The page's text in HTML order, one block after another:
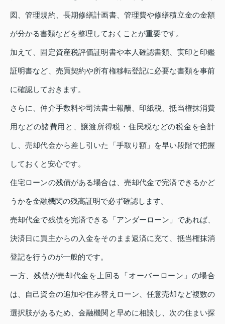
図、管理規約、長期修繕計画書、管理費や修繕積立金の金額
が分かる書類などを整理しておくことが重要です。
加えて、固定資産税評価証明書や本人確認書類、実印と印鑑
証明書など、売買契約や所有権移転登記に必要な書類を事前
に確認しておきます。
さらに、仲介手数料や司法書士報酬、印紙税、抵当権抹消費
用などの諸費用と、譲渡所得税・住民税などの税金を合計
し、売却代金から差し引いた「手取り額」を早い段階で把握
しておくと安心です。
住宅ローンの残債がある場合は、売却代金で完済できるかど
うかを金融機関の残高証明で必ず確認します。
売却代金で残債を完済できる「アンダーローン」であれば、
決済日に買主からの入金をそのまま返済に充て、抵当権抹消
登記を行うのが一般的です。
一方、残債が売却代金を上回る「オーバーローン」の場合
は、自己資金の追加や住み替えローン、任意売却など複数の
選択肢があるため、金融機関と早めに相談し、次の住まい探